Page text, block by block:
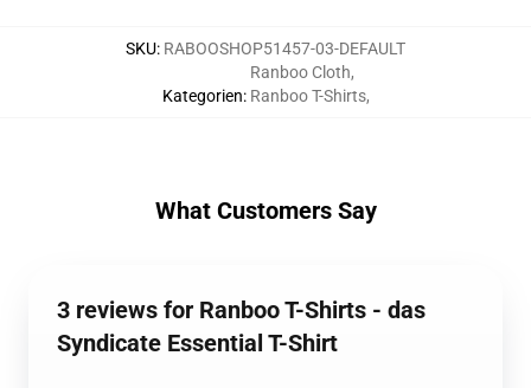
SKU: RABOOSHOP51457-03-DEFAULT
Kategorien:
Ranboo Cloth,
Ranboo T-Shirts,
What Customers Say
3 reviews for Ranboo T-Shirts - das
Syndicate Essential T-Shirt